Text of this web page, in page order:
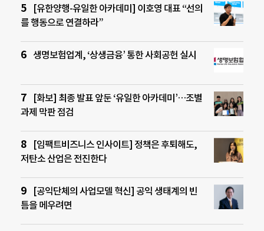
[유한양행-유일한 아카데미] 이호영 대표 “선의
를 행동으로 연결하라”
생명보험업계, ‘상생금융’ 통한 사회공헌 실시
[화보] 최종 발표 앞둔 ‘유일한 아카데미’…조별
과제 막판 점검
[임팩트비즈니스 인사이트] 정책은 후퇴해도,
저탄소 산업은 전진한다
[공익단체의 사업모델 혁신] 공익 생태계의 빈
틈을 메우려면